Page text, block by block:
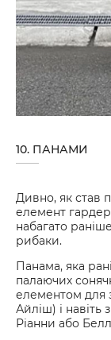
10. ПАНАМИ
Дивно, як став
елемент
набагато
рибаки.
Панама, яка
палаючих
елементом для
Айліш) і навіть
Ріанни або